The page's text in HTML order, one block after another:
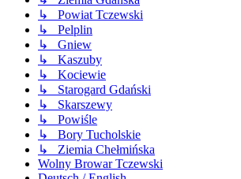
↳ Powiat Tczewski
↳ Pelplin
↳ Gniew
↳ Kaszuby
↳ Kociewie
↳ Starogard Gdański
↳ Skarszewy
↳ Powiśle
↳ Bory Tucholskie
↳ Ziemia Chełmińska
Wolny Browar Tczewski